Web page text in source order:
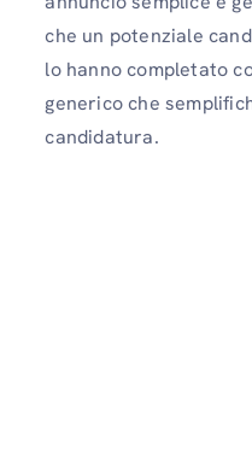
che un potenziale
lo hanno completato
generico che
candidatura.